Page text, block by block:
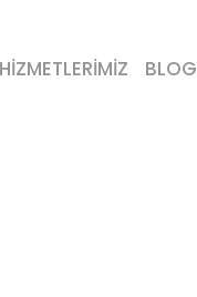
HİZMETLERİMİZ BLOG